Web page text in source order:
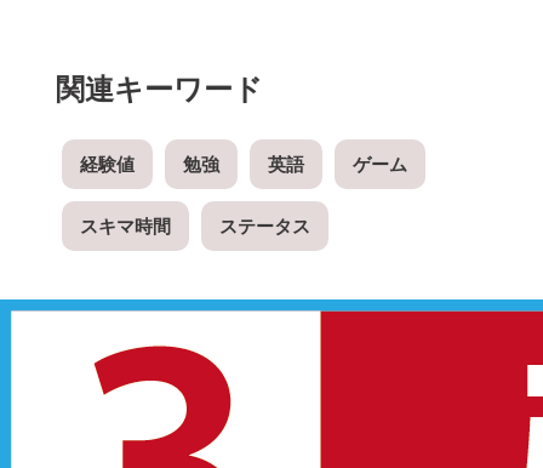
関連キーワード
経験値 勉強 英語 ゲーム
スキマ時間 ステータス